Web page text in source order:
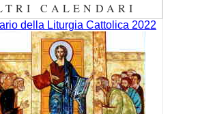
CALENDARI
della Liturgia Cattolica 2022